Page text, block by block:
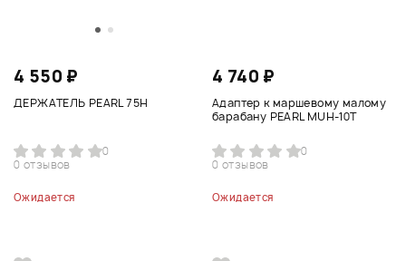
4 550 ₽
ДЕРЖАТЕЛЬ PEARL 75H
0
0 отзывов
Ожидается
4 740 ₽
Адаптер к маршевому малому
барабану PEARL MUH-10T
0
0 отзывов
Ожидается